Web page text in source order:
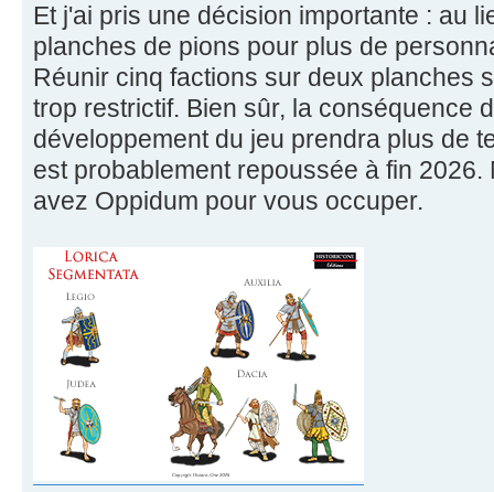
Et j'ai pris une décision importante : au
planches de pions pour plus de
Réunir cinq factions sur deux planches
trop restrictif. Bien sûr, la conséquence
développement du jeu prendra plus de
est probablement repoussée à fin
avez Oppidum pour vous occuper.